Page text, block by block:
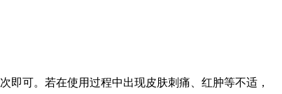
次即可。若在使用过程中出现皮肤刺痛、红肿等不适，